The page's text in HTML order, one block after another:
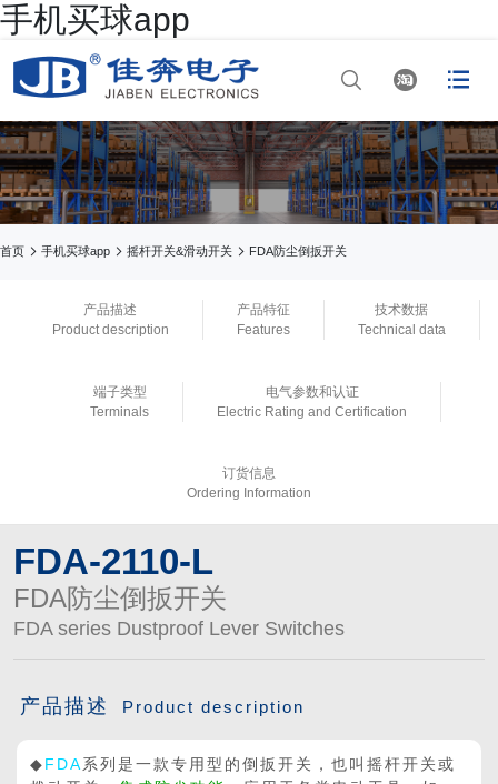
手机买球app
  
网站首页
手机买球app 
手机买球app 
正规买球app排行十
佳平台

买球app平台 
首页  手机买球app  摇杆开关&滑动开关  FDA防尘倒扳开关
产品描述
Product description
产品特征
Features
技术数据
Technical data
端子类型
Terminals
电气参数和认证
Electric Rating and Certification
订货信息
Ordering Information
FDA-2110-L
FDA防尘倒扳开关
FDA series Dustproof Lever Switches
产品描述 Product description
◆ FDA系列是一款专用型的倒扳开关，也叫摇杆开关或